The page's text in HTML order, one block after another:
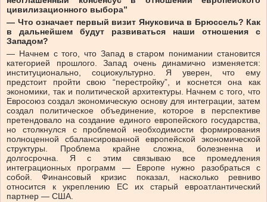
цивилизационного выбора”
— Что означает первый визит Януковича в Брюссель? Как
в дальнейшем будут развиваться наши отношения с
Западом?
— Начнем с того, что Запад в старом понимании становится
категорией прошлого. Запад очень динамично изменяется:
институционально, социокультурно. Я уверен, что ему
предстоит пройти свою “перестройку”, и коснется она как
экономики, так и политической архитектуры. Начнем с того, что
Евросоюз создал экономическую основу для интеграции, затем
создал политическое объединение, которое в перспективе
претендовало на создание единого европейского государства,
но столкнулся с проблемой необходимости формирования
полноценной сбалансированной европейской экономической
структуры. Проблема крайне сложна, болезненна и
долгосрочна. Я с этим связываю все промедления
интеграционных программ — Европе нужно разобраться с
собой. Финансовый кризис показал, насколько ревниво
относится к укреплению ЕС их старый евроатлантический
партнер — США.